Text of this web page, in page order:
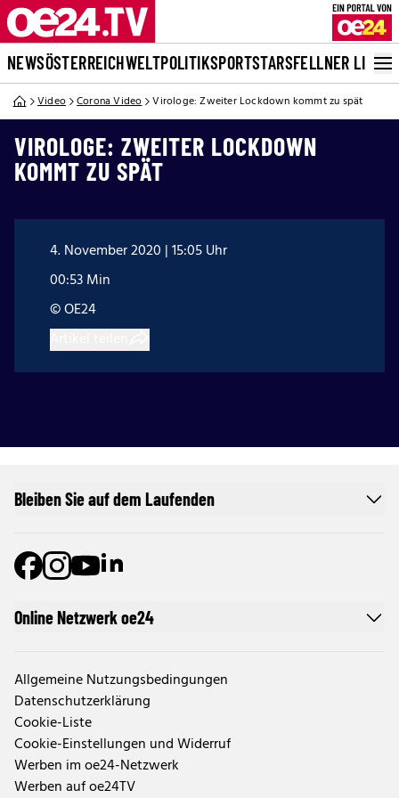
NEWSÖSTERREICHWELTPOLITIKSPORTSTARSFELLNER LIVE
Video Corona Video Virologe: Zweiter Lockdown kommt zu spät
VIROLOGE: ZWEITER LOCKDOWN
KOMMT ZU SPÄT
4. November 2020 | 15:05 Uhr
00:53 Min
© OE24
Online Netzwerk oe24
Allgemeine Nutzungsbedingungen
Datenschutzerklärung
Cookie-Liste
Cookie-Einstellungen und Widerruf
Werben im oe24-Netzwerk
Werben auf oe24TV
Bleiben Sie auf dem Laufenden